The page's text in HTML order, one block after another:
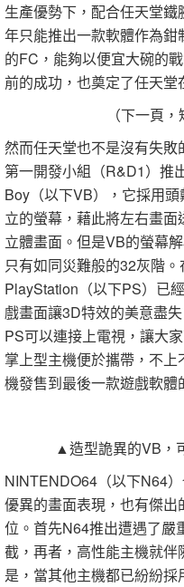
生產優勢下，配合任天堂
年只能推出一款軟體作為
的FC，能夠以便宜大碗的
前的成功，也奠定了任天堂
（下一頁
然而任天堂也不是沒有失
第一開發小組（R&D1）推
Boy（以下VB），它採用
立的螢幕，藉此將左右畫
立體畫面。但是VB的螢幕
只有如同災難般的32灰階
PlayStation（以下PS）已
戲畫面讓3D特效的美意盡
PS可以連接上電視，讓大
掌上型主機便於攜帶，不
機發售到最後一款遊戲軟體
▲造型詭異的VB，
NINTENDO64（以下N64
優異的畫面表現，也有傑
位。首先N64推出遭遇了嚴
截，再者，高性能主機就
是，當其他主機都已紛紛